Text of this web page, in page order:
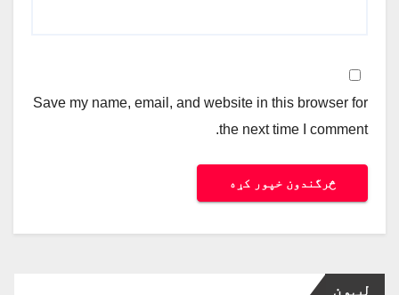
Save my name, email, and website in this browser for
the next time I comment.
لټون